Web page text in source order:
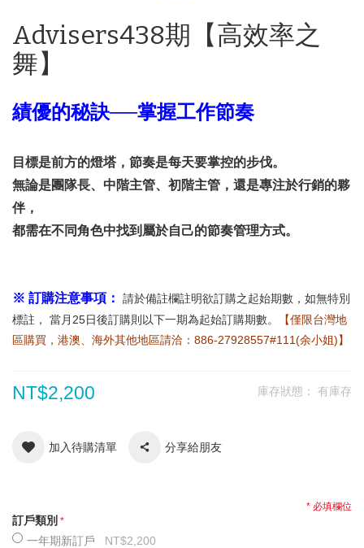
Advisers438期【高效率之
舞】
績優的秘訣──掌握工作節奏
目標是前方的燈塔，節奏是每天要掌控的步伐。
無論是團隊長、中階主管、初階主管，還是專注於行銷的夥
伴，
都需在不同角色中找到屬於自己的節奏管理方式。
※ 訂購注意事項：
請於備註欄註明欲訂購之起始期數，如無特別
標註， 當月25日後訂購則以下一期為起始訂購期數。
【僅限台灣地
區購買，港澳、海外其他地區請洽：886-27928557#111(余小姐)】
庫存狀態： 有庫存
NT$2,200
加入待購清單 分享給朋友
訂戶類別
一年期新訂戶
NT$2,200
* 必填欄位